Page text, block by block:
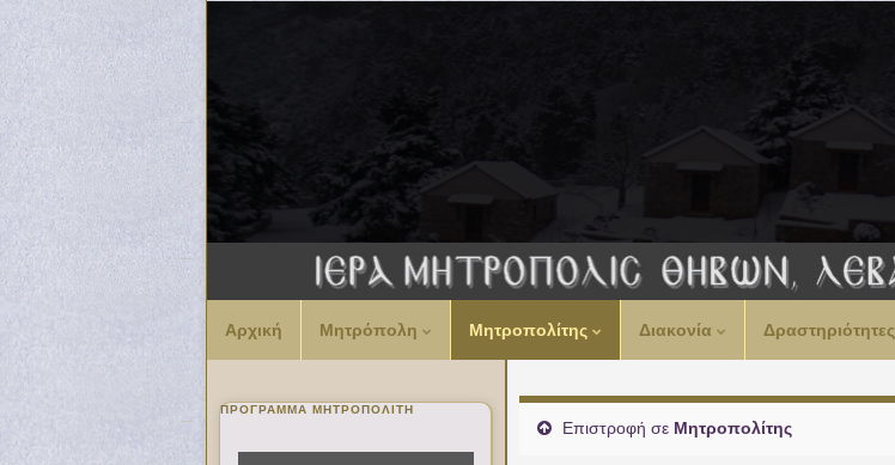
Αρχική Μητρόπολη Μητροπολίτης Διακονία Δραστηριότητες
Επιστροφή σε Μητροπολίτης
00:00
02:00
ΠΡΌΓΡΑΜΜΑ ΜΗΤΡΟΠΟΛΊΤΗ